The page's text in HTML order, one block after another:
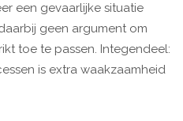
een gevaarlijke situatie
geen argument om
toe te passen. Integendeel:
is extra waakzaamheid